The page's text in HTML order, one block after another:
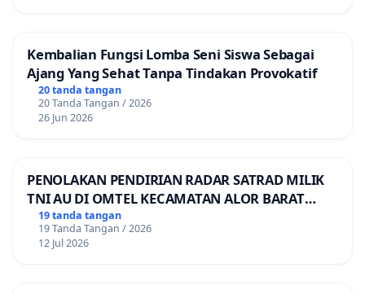
Kembalian Fungsi Lomba Seni Siswa Sebagai
Ajang Yang Sehat Tanpa Tindakan Provokatif
20 tanda tangan
20 Tanda Tangan / 2026
26 Jun 2026
PENOLAKAN PENDIRIAN RADAR SATRAD MILIK
TNI AU DI OMTEL KECAMATAN ALOR BARAT
LAUT, KABUPATEN ALOR
19 tanda tangan
19 Tanda Tangan / 2026
12 Jul 2026